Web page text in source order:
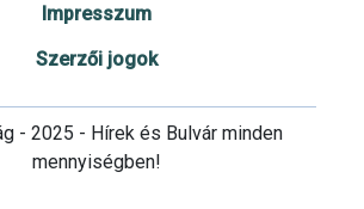
Impresszum
Szerzői jogok
- 2025 - Hírek és Bulvár minden
mennyiségben!